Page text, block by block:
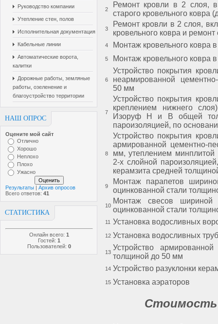
Руководство компании
Утепление стен, полов
Исполнительная документация
Кабельные линии
Автоматические ворота,
калитки
Дорожные работы, земляные
работы, озеленение и
благоустройство территории
НАШ ОПРОС
Оцените мой сайт
Отлично
Хорошо
Неплохо
Плохо
Ужасно
Результаты | Архив опросов
Всего ответов: 41
СТАТИСТИКА
Онлайн всего: 1
Гостей: 1
Пользователей: 0
2
Ремонт кровли в 2 слоя,
старого кровельного ковра
3
Ремонт кровли в 2 слоя,
кровельного ковра и
4 Монтаж кровельного ковра
5 Монтаж кровельного ковра
6
Устройство покрытия
неармированной
50 мм
7
Устройство покрытия
креплением нижнего
Изоруф Н и В общей
пароизоляцией, по
8
Устройство покрытия
армированной цементно-
мм, утеплением
2-х слойной
керамзита средней
9
Монтаж парапетов
оцинкованной стали
10
Монтаж свесов
оцинкованной стали
11 Установка водосливных
12 Установка водосливных труб
13
Устройство
толщиной до 50 мм
14 Устройство разуклонки
15 Установка аэраторов
Стоимость